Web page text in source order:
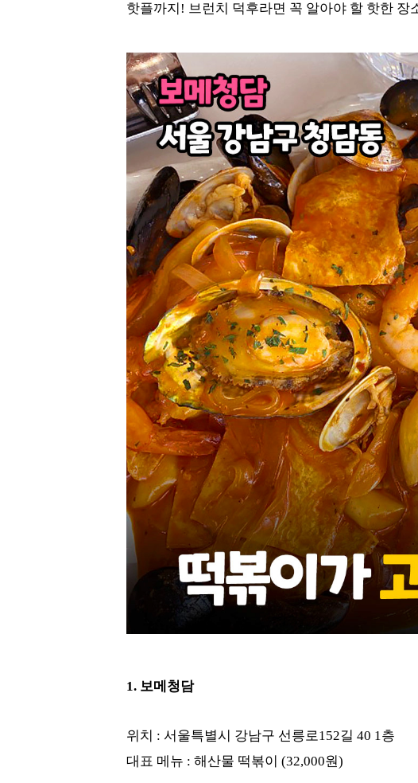
핫플까지! 브런치 덕후라면 꼭 알아야 할 핫한 장
1. 보메청담
위치 : 서울특별시 강남구 선릉로152길 40 1층
대표 메뉴 : 해산물 떡볶이 (32,000원)